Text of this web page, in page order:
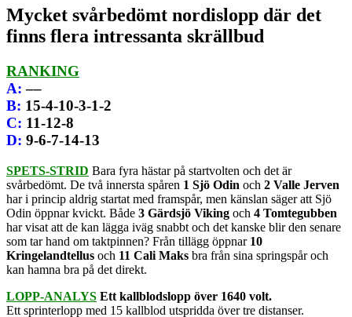
Mycket svårbedömt nordislopp där det
finns flera intressanta skrällbud
RANKING
A:––
B: 15-4-10-3-1-2
C: 11-12-8
D: 9-6-7-14-13
SPETS-STRID Bara fyra hästar på startvolten och det är
svårbedömt. De två innersta spåren 1 Sjö Odin och 2 Valle Jerven
har i princip aldrig startat med framspår, men känslan säger att Sjö
Odin öppnar kvickt. Både 3 Gärdsjö Viking och 4 Tomtegubben
har visat att de kan lägga iväg snabbt och det kanske blir den senare
som tar hand om taktpinnen? Från tillägg öppnar 10
Kringelandtellus och 11 Cali Maks bra från sina springspår och
kan hamna bra på det direkt.
LOPP-ANALYS Ett kallblodslopp över 1640 volt.
Ett sprinterlopp med 15 kallblod utspridda över tre distanser.